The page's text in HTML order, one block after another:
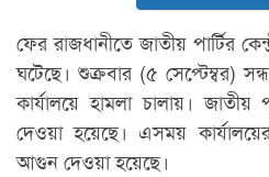
ফের রাজধানীতে জাতীয় পার্টির
ঘটেছে। শুক্রবার (৫ সেপ্টেম্বর)
কার্যালয়ে হামলা চালায়। জাতীয়
দেওয়া হয়েছে। এসময়
আগুন দেওয়া হয়েছে।